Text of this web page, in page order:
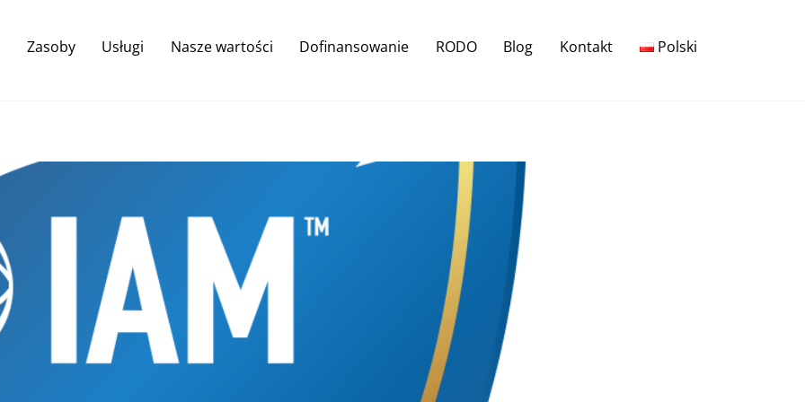
Zasoby Usługi Nasze wartości Dofinansowanie RODO Blog Kontakt Polski